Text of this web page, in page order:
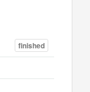
finished